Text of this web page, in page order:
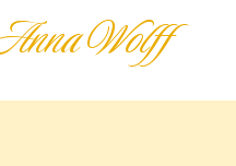
Wolff